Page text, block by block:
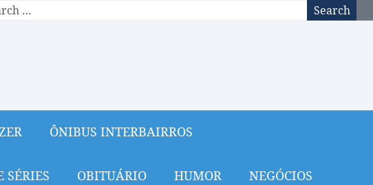
Search
ÔNIBUS INTERBAIRROS
SÉRIES OBITUÁRIO HUMOR NEGÓCIOS